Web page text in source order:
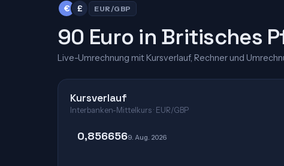
€ £ EUR/GBP
90 Euro in Britisches
Live-Umrechnung mit Kursverlauf, Rechner und
Kursverlauf
Interbanken-Mittelkurs · EUR/GBP
0,8566569. Aug. 2026